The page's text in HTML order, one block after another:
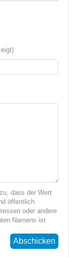
dass der Wert
öffentlich
oder andere
Namens ist
Abschicken